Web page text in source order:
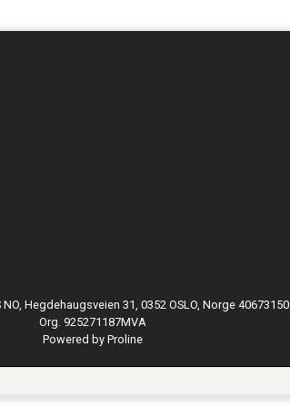
NO, Hegdehaugsveien 31, 0352 OSLO, Norge 40673150
Org. 925271187MVA
Powered by Proline